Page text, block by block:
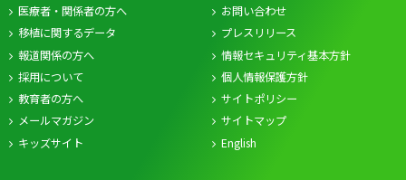
医療者・関係者の方へ
移植に関するデータ
お問い合わせ
プレスリリース
報道関係の方へ
採用について
教育者の方へ
メールマガジン
キッズサイト
情報セキュリティ基本方針
個人情報保護方針
サイトポリシー
サイトマップ
English